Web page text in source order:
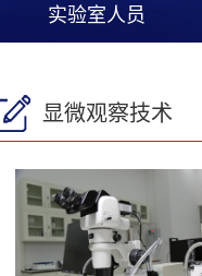
实验室人员
显微观察技术